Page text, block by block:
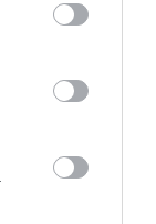
may click to
party tags to
below Google
Promóció